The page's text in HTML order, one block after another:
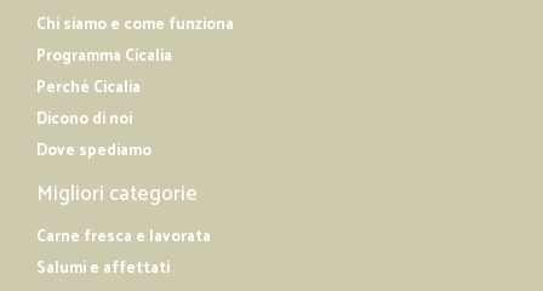
Chi siamo e come funziona
Programma Cicalia
Perché Cicalia
Dicono di noi
Dove spediamo
Migliori categorie
Carne fresca e lavorata
Salumi e affettati